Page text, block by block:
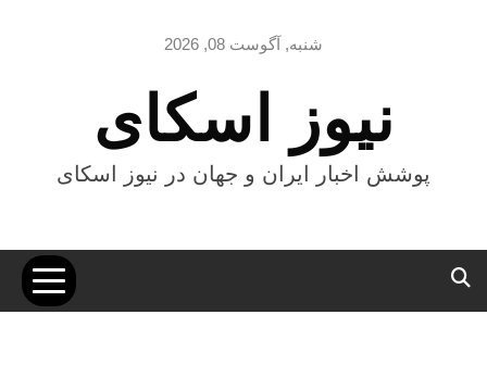
شنبه, آگوست 08, 2026
نیوز اسکای
پوشش اخبار ایران و جهان در نیوز اسکای